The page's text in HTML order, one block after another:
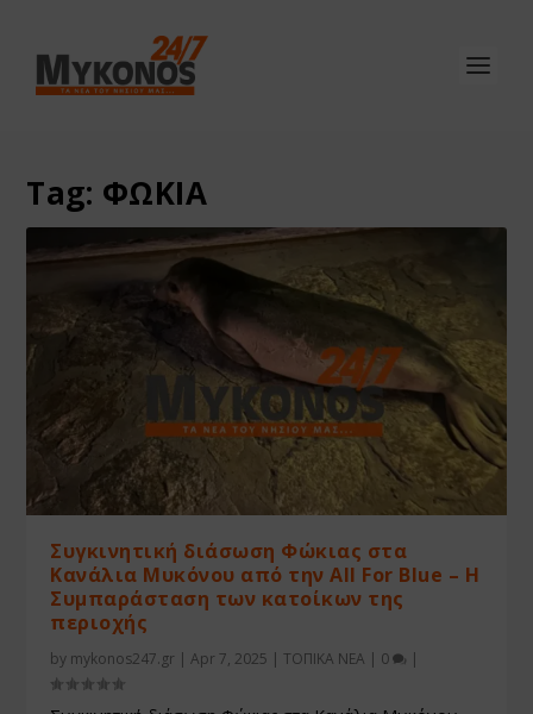
Tag: ΦΩΚΙΑ
Συγκινητική διάσωση Φώκιας στα
Κανάλια Μυκόνου από την All For Blue – Η
Συμπαράσταση των κατοίκων της
περιοχής
by mykonos247.gr |Apr 7, 2025 |ΤΟΠΙΚΑ ΝΕΑ | 0 |